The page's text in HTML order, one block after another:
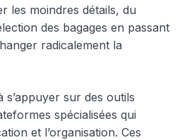
les moindres détails, du
des bagages en passant
radicalement la
s’appuyer sur des outils
spécialisées qui
et l’organisation. Ces